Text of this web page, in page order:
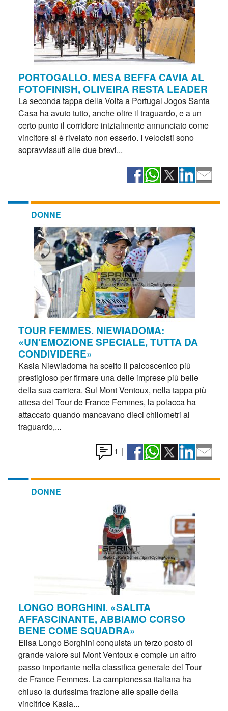
PORTOGALLO. MESA BEFFA CAVIA AL
FOTOFINISH, OLIVEIRA RESTA LEADER
La seconda tappa della Volta a Portugal Jogos Santa
Casa ha avuto tutto, anche oltre il traguardo, e a un
certo punto il corridore inizialmente annunciato come
vincitore si è rivelato non esserlo. I velocisti sono
sopravvissuti alle due brevi...
DONNE
TOUR FEMMES. NIEWIADOMA:
«UN'EMOZIONE SPECIALE, TUTTA DA
CONDIVIDERE»
Kasia Niewiadoma ha scelto il palcoscenico più
prestigioso per firmare una delle imprese più belle
della sua carriera. Sul Mont Ventoux, nella tappa più
attesa del Tour de France Femmes, la polacca ha
attaccato quando mancavano dieci chilometri al
traguardo,...
1 |
DONNE
LONGO BORGHINI. «SALITA
AFFASCINANTE, ABBIAMO CORSO
BENE COME SQUADRA»
Elisa Longo Borghini conquista un terzo posto di
grande valore sul Mont Ventoux e compie un altro
passo importante nella classifica generale del Tour
de France Femmes. La campionessa italiana ha
chiuso la durissima frazione alle spalle della
vincitrice Kasia...